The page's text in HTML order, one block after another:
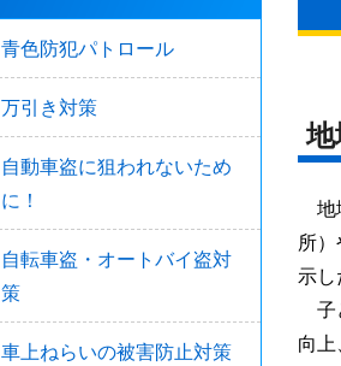
青色防犯パトロール
万引き対策
自動車盗に狙われないため
に！
自転車盗・オートバイ盗対
策
車上ねらいの被害防止対策
地
所
示し
子
向